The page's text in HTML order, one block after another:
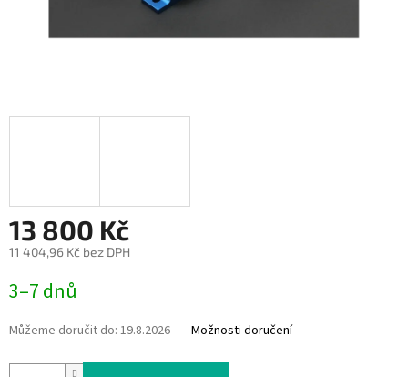
13 800 Kč
11 404,96 Kč bez DPH
cena:
3–7 dnů
Můžeme doručit do: 19.8.2026 Možnosti doručení